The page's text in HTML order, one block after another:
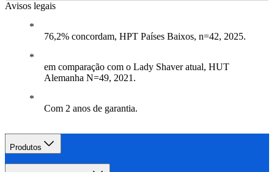
Avisos legais
76,2% concordam, HPT Países Baixos, n=42, 2025.
em comparação com o Lady Shaver atual, HUT
Alemanha N=49, 2021.
Com 2 anos de garantia.
Produtos